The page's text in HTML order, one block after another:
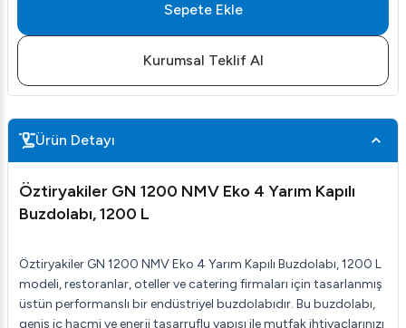
Sepete Ekle
Kurumsal Teklif Al
Ürün Detayı
Öztiryakiler GN 1200 NMV Eko 4 Yarım Kapılı
Buzdolabı, 1200 L
Öztiryakiler GN 1200 NMV Eko 4 Yarım Kapılı Buzdolabı, 1200 L
modeli, restoranlar, oteller ve catering firmaları için tasarlanmış
üstün performanslı bir endüstriyel buzdolabıdır. Bu buzdolabı,
geniş iç hacmi ve enerji tasarruflu yapısı ile mutfak ihtiyaçlarınızı